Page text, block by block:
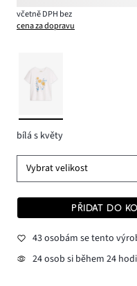
včetně DPH bez
cena za dopravu
bílá s květy
Vybrat velikost
PŘIDAT DO
43 osobám se tento
24 osob si během 24